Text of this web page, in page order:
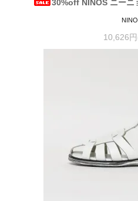
30%off NINOS ニー
10,626